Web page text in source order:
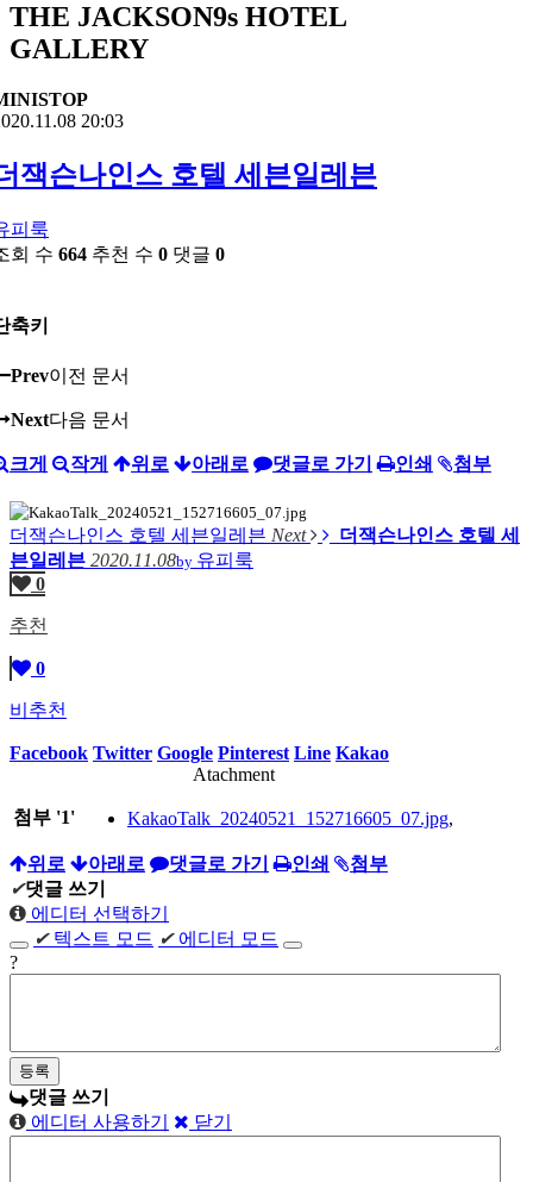
THE JACKSON9s HOTEL
GALLERY
20:03
잭슨나인스 호텔 세븐일레븐
피룩
회 수 664 추천 수 0 댓글 0
축키
Prev이전 문서
Next다음 문서
크게 작게 위로 아래로 댓글로 가기 인쇄 첨부
더잭슨나인스 호텔 세븐일레븐 Next
더잭슨나인스 호텔 세
븐일레븐 2020.11.08by 유피룩
0
추천
0
비추천
Facebook Twitter Google Pinterest Line Kakao
Atachment
첨부 '1' KakaoTalk_20240521_152716605_07.jpg,
위로 아래로 댓글로 가기 인쇄
첨부
✔댓글 쓰기
에디터 선택하기
✔ 텍스트 모드 ✔ 에디터 모드
?
댓글 쓰기
에디터 사용하기
닫기